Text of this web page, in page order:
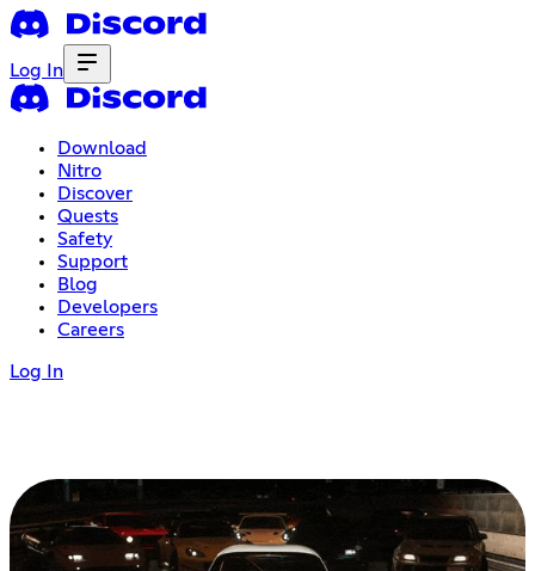
Log In
Download
Nitro
Discover
Quests
Safety
Support
Blog
Developers
Careers
Log In